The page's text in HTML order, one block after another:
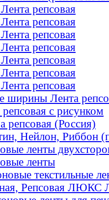
репсовая
репсовая
репсовая
репсовая
репсовая
репсовая
репсовая
ширины Лента
с рисунком
репсовая (Россия)
Нейлон, Риббон
ленты
ленты
текстильные
Репсовая ЛЮКС